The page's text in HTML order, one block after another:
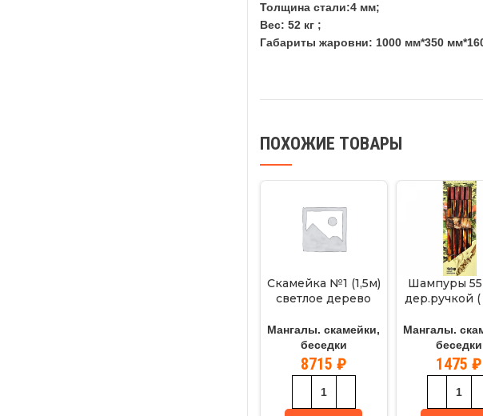
Толщина стали:4 мм;
Вес: 52 кг ;
Габариты жаровни: 1000 мм*350
ПОХОЖИЕ ТОВАРЫ
Скамейка №1 (1,5м)
светлое дерево
Мангалы. скамейки,
беседки
8715 ₽
Шампуры 55
дер.ручкой
Мангалы.
беседки
1475₽